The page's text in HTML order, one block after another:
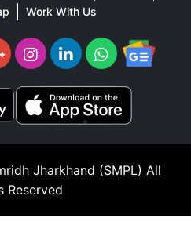
Work With Us
Jharkhand (SMPL) All
Reserved